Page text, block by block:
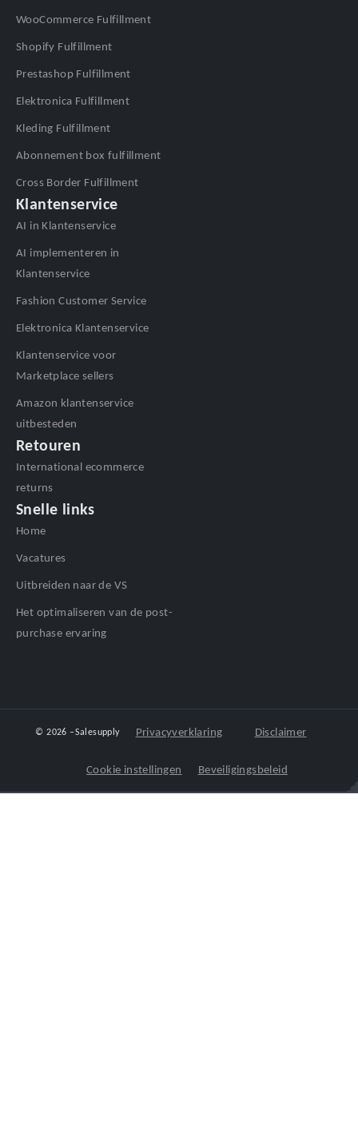
WooCommerce Fulfillment
Shopify Fulfillment
Prestashop Fulfillment
Elektronica Fulfillment
Kleding Fulfillment
Abonnement box fulfillment
Cross Border Fulfillment
Klantenservice
AI in Klantenservice
AI implementeren in
Klantenservice
Fashion Customer Service
Elektronica Klantenservice
Klantenservice voor
Marketplace sellers
Amazon klantenservice
uitbesteden
Retouren
International ecommerce
returns
Snelle links
Home
Vacatures
Uitbreiden naar de VS
Het optimaliseren van de post-
purchase ervaring
© 2026 –Salesupply Privacyverklaring Disclaimer
Cookie instellingen Beveiligingsbeleid